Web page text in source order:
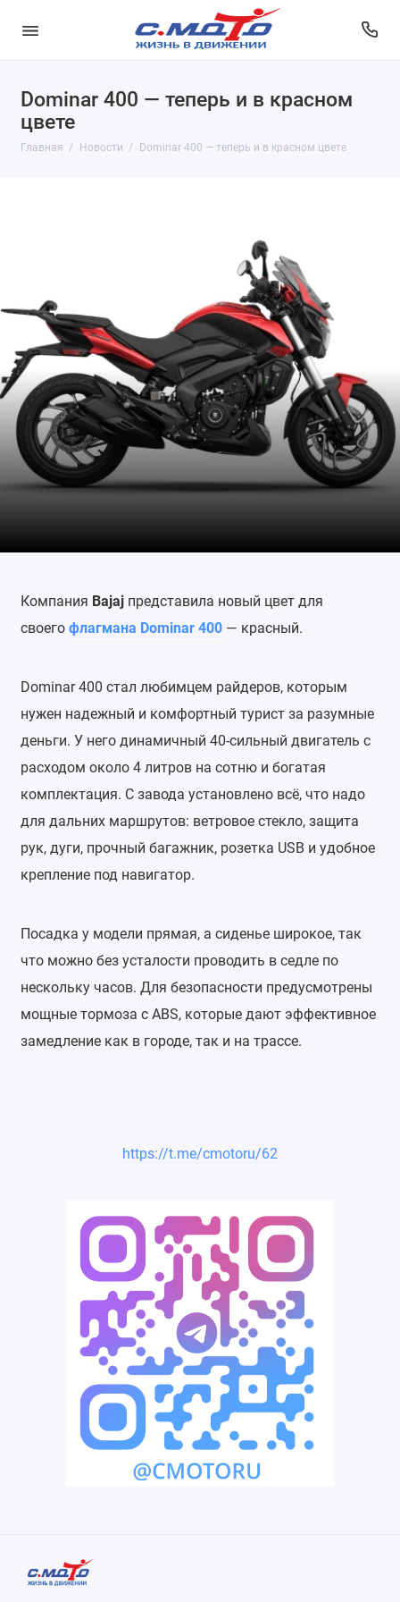
Dominar 400 — теперь и в красном
цвете
Главная Новости Dominar 400 — теперь и в красном цвете
Компания Bajajпредставила новый цвет для
своего флагмана Dominar 400 — красный.
Dominar 400 стал любимцем райдеров, которым
нужен надежный и комфортный турист за разумные
деньги. У него динамичный 40-сильный двигатель с
расходом около 4 литров на сотню и богатая
комплектация. С завода установлено всё, что надо
для дальних маршрутов: ветровое стекло, защита
рук, дуги, прочный багажник, розетка USB и удобное
крепление под навигатор.
Посадка у модели прямая, а сиденье широкое, так
что можно без усталости проводить в седле по
нескольку часов. Для безопасности предусмотрены
мощные тормоза с ABS, которые дают эффективное
замедление как в городе, так и на трассе.
https://t.me/cmotoru/62